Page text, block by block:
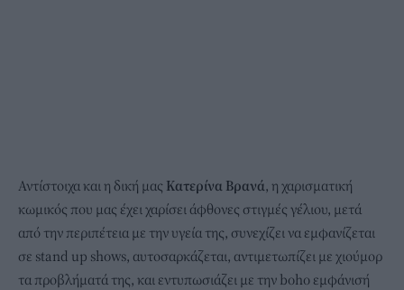
Αντίστοιχα και η δική μας Κατερίνα Βρανά, η χαρισματική
κωμικός που μας έχει χαρίσει άφθονες στιγμές γέλιου, μετά
από την περιπέτεια με την υγεία της, συνεχίζει να εμφανίζεται
σε stand up shows, αυτοσαρκάζεται, αντιμετωπίζει με χιούμορ
τα προβλήματά της, και εντυπωσιάζει με την boho εμφάνισή